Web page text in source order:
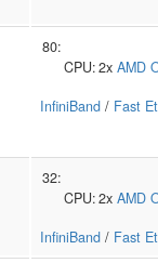
80:
CPU:2x AMD
InfiniBand / Fast
32:
CPU:2x AMD
InfiniBand / Fast